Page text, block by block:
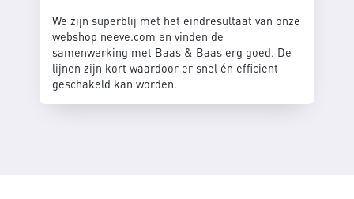
We zijn superblij met het eindresultaat van onze
webshop neeve.com en vinden de
samenwerking met Baas & Baas erg goed. De
lijnen zijn kort waardoor er snel én efficient
geschakeld kan worden.